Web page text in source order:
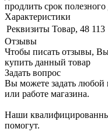
продлить срок полезного
Характеристики
Реквизиты Товар, 48 113
Отзывы
Чтобы писать отзывы,
купить данный товар
Задать вопрос
Вы можете задать любой
или работе магазина.
Наши
помогут.